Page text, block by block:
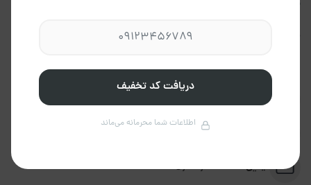
تلفن :
ایمیل :info@jakojast.com
دریافت کد تخفیف
اطلاعات شما محرمانه می‌ماند